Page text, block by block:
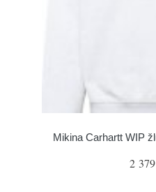
Mikina Carhartt WIP
2